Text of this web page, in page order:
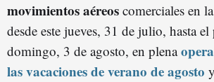
movimientos aéreos comerciales en
desde este jueves, 31 de julio, hasta
domingo, 3 de agosto, en plena
las vacaciones de verano de agosto